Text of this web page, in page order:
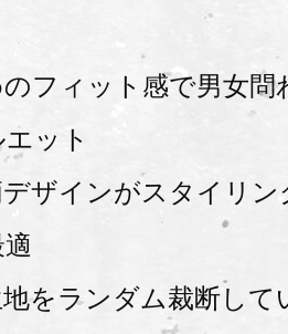
フィット感で男女問
ット
デザインがスタイリ
適
地をランダム裁断し